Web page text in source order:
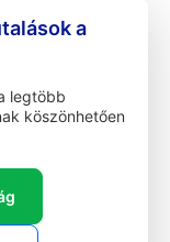
a
legtöbb
köszönhetően